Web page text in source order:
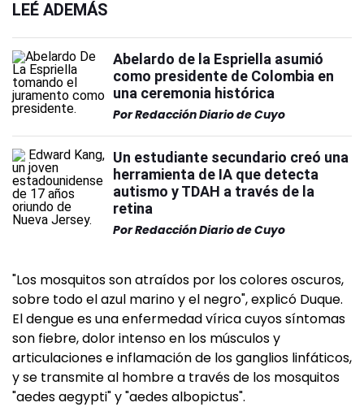
LEÉ ADEMÁS
Abelardo de la Espriella asumió
como presidente de Colombia en
una ceremonia histórica
PorRedacción Diario de Cuyo
Un estudiante secundario creó una
herramienta de IA que detecta
autismo y TDAH a través de la
retina
PorRedacción Diario de Cuyo
"Los mosquitos son atraídos por los colores oscuros,
sobre todo el azul marino y el negro", explicó Duque.
El dengue es una enfermedad vírica cuyos síntomas
son fiebre, dolor intenso en los músculos y
articulaciones e inflamación de los ganglios linfáticos,
y se transmite al hombre a través de los mosquitos
"aedes aegypti" y "aedes albopictus".